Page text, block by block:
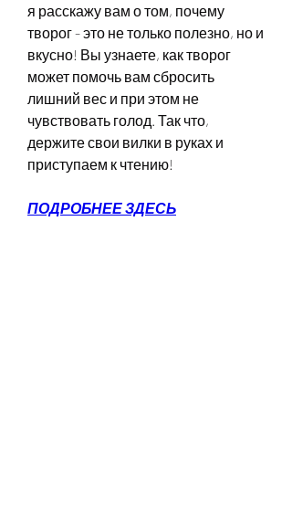
я расскажу вам о том, почему
творог - это не только полезно, но и
вкусно! Вы узнаете, как творог
может помочь вам сбросить
лишний вес и при этом не
чувствовать голод. Так что,
держите свои вилки в руках и
приступаем к чтению!
ПОДРОБНЕЕ ЗДЕСЬ